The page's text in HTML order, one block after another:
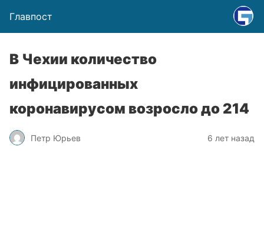
Главпост
В Чехии количество
инфицированных
коронавирусом возросло до 214
Петр Юрьев 6 лет назад